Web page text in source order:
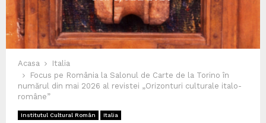
Acasa
Italia
Focus pe România la Salonul de Carte de la Torino în
numărul din mai 2026 al revistei „Orizonturi culturale italo-
române”
Institutul Cultural Român Italia